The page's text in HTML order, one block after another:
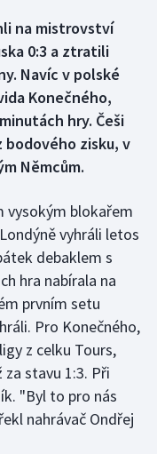
na mistrovství
0:3 a ztratili
Navíc v polské
Konečného,
hry. Češi
bodového zisku, v
Němcům.
vysokým blokařem
vyhráli letos
debaklem s
hra nabírala na
prvním setu
Pro Konečného,
z celku Tours,
stavu 1:3. Při
"Byl to pro nás
nahrávač Ondřej